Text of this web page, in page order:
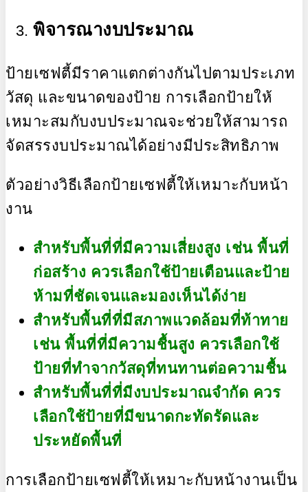
พิจารณางบประมาณ
ป้ายเซฟตี้มีราคาแตกต่างกันไปตามประเภท
วัสดุ และขนาดของป้าย การเลือกป้ายให้
เหมาะสมกับงบประมาณจะช่วยให้สามารถ
จัดสรรงบประมาณได้อย่างมีประสิทธิภาพ
ตัวอย่างวิธีเลือกป้ายเซฟตี้ให้เหมาะกับหน้า
งาน
สำหรับพื้นที่ที่มีความเสี่ยงสูง เช่น พื้นที่
ก่อสร้าง ควรเลือกใช้ป้ายเตือนและป้าย
ห้ามที่ชัดเจนและมองเห็นได้ง่าย
สำหรับพื้นที่ที่มีสภาพแวดล้อมที่ท้าทาย
เช่น พื้นที่ที่มีความชื้นสูง ควรเลือกใช้
ป้ายที่ทำจากวัสดุที่ทนทานต่อความชื้น
สำหรับพื้นที่ที่มีงบประมาณจำกัด ควร
เลือกใช้ป้ายที่มีขนาดกะทัดรัดและ
ประหยัดพื้นที่
การเลือกป้ายเซฟตี้ให้เหมาะกับหน้างานเป็น